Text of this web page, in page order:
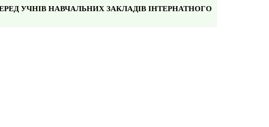
УЧНІВ НАВЧАЛЬНИХ ЗАКЛАДІВ ІНТЕРНАТНОГО